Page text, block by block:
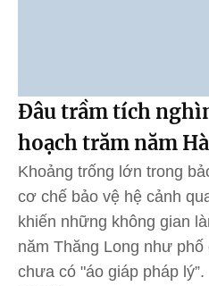
Đâu trầm tích
hoạch trăm năm
Khoảng trống lớn trong
cơ chế bảo vệ hệ cảnh
khiến những không gian
năm Thăng Long như
chưa có "áo giáp pháp lý”.